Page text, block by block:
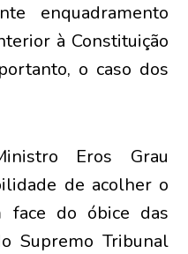
enquadramento
à Constituição
o caso dos
Eros Grau
de acolher o
face do óbice das
Supremo Tribunal